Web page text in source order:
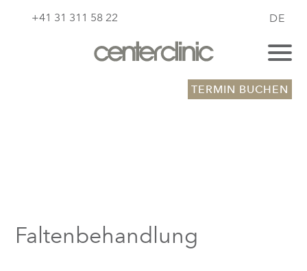
TERMIN BUCHEN
+41 31 311 58 22 DE
Faltenbehandlung